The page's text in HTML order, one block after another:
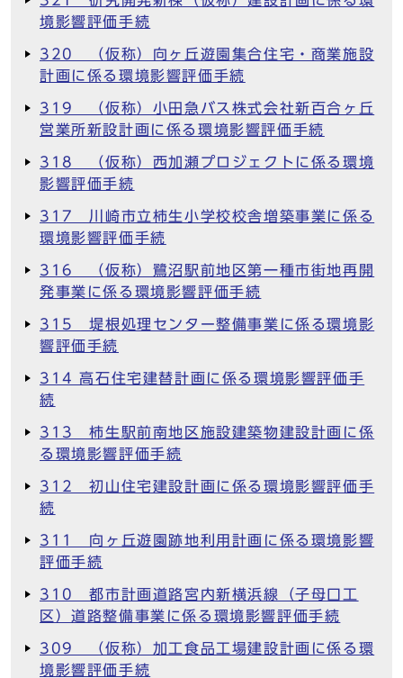
境影響評価手続
320 （仮称）向ヶ丘遊園集合住宅・商業施設
計画に係る環境影響評価手続
319 （仮称）小田急バス株式会社新百合ヶ丘
営業所新設計画に係る環境影響評価手続
318 （仮称）西加瀬プロジェクトに係る環境
影響評価手続
317 川崎市立柿生小学校校舎増築事業に係る
環境影響評価手続
316 （仮称）鷺沼駅前地区第一種市街地再開
発事業に係る環境影響評価手続
315 堤根処理センター整備事業に係る環境影
響評価手続
314 高石住宅建替計画に係る環境影響評価手
続
313 柿生駅前南地区施設建築物建設計画に係
る環境影響評価手続
312 初山住宅建設計画に係る環境影響評価手
続
311 向ヶ丘遊園跡地利用計画に係る環境影響
評価手続
310 都市計画道路宮内新横浜線（子母口工
区）道路整備事業に係る環境影響評価手続
309 （仮称）加工食品工場建設計画に係る環
境影響評価手続